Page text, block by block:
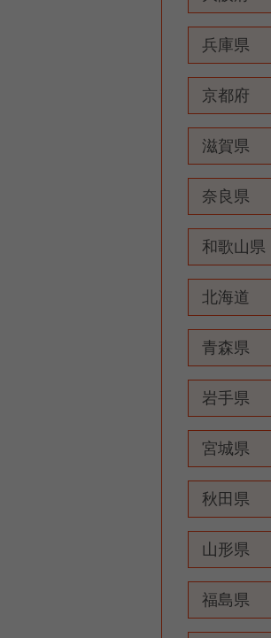
兵庫県
京都府
滋賀県
奈良県
和歌山県
北海道
青森県
岩手県
宮城県
秋田県
山形県
福島県